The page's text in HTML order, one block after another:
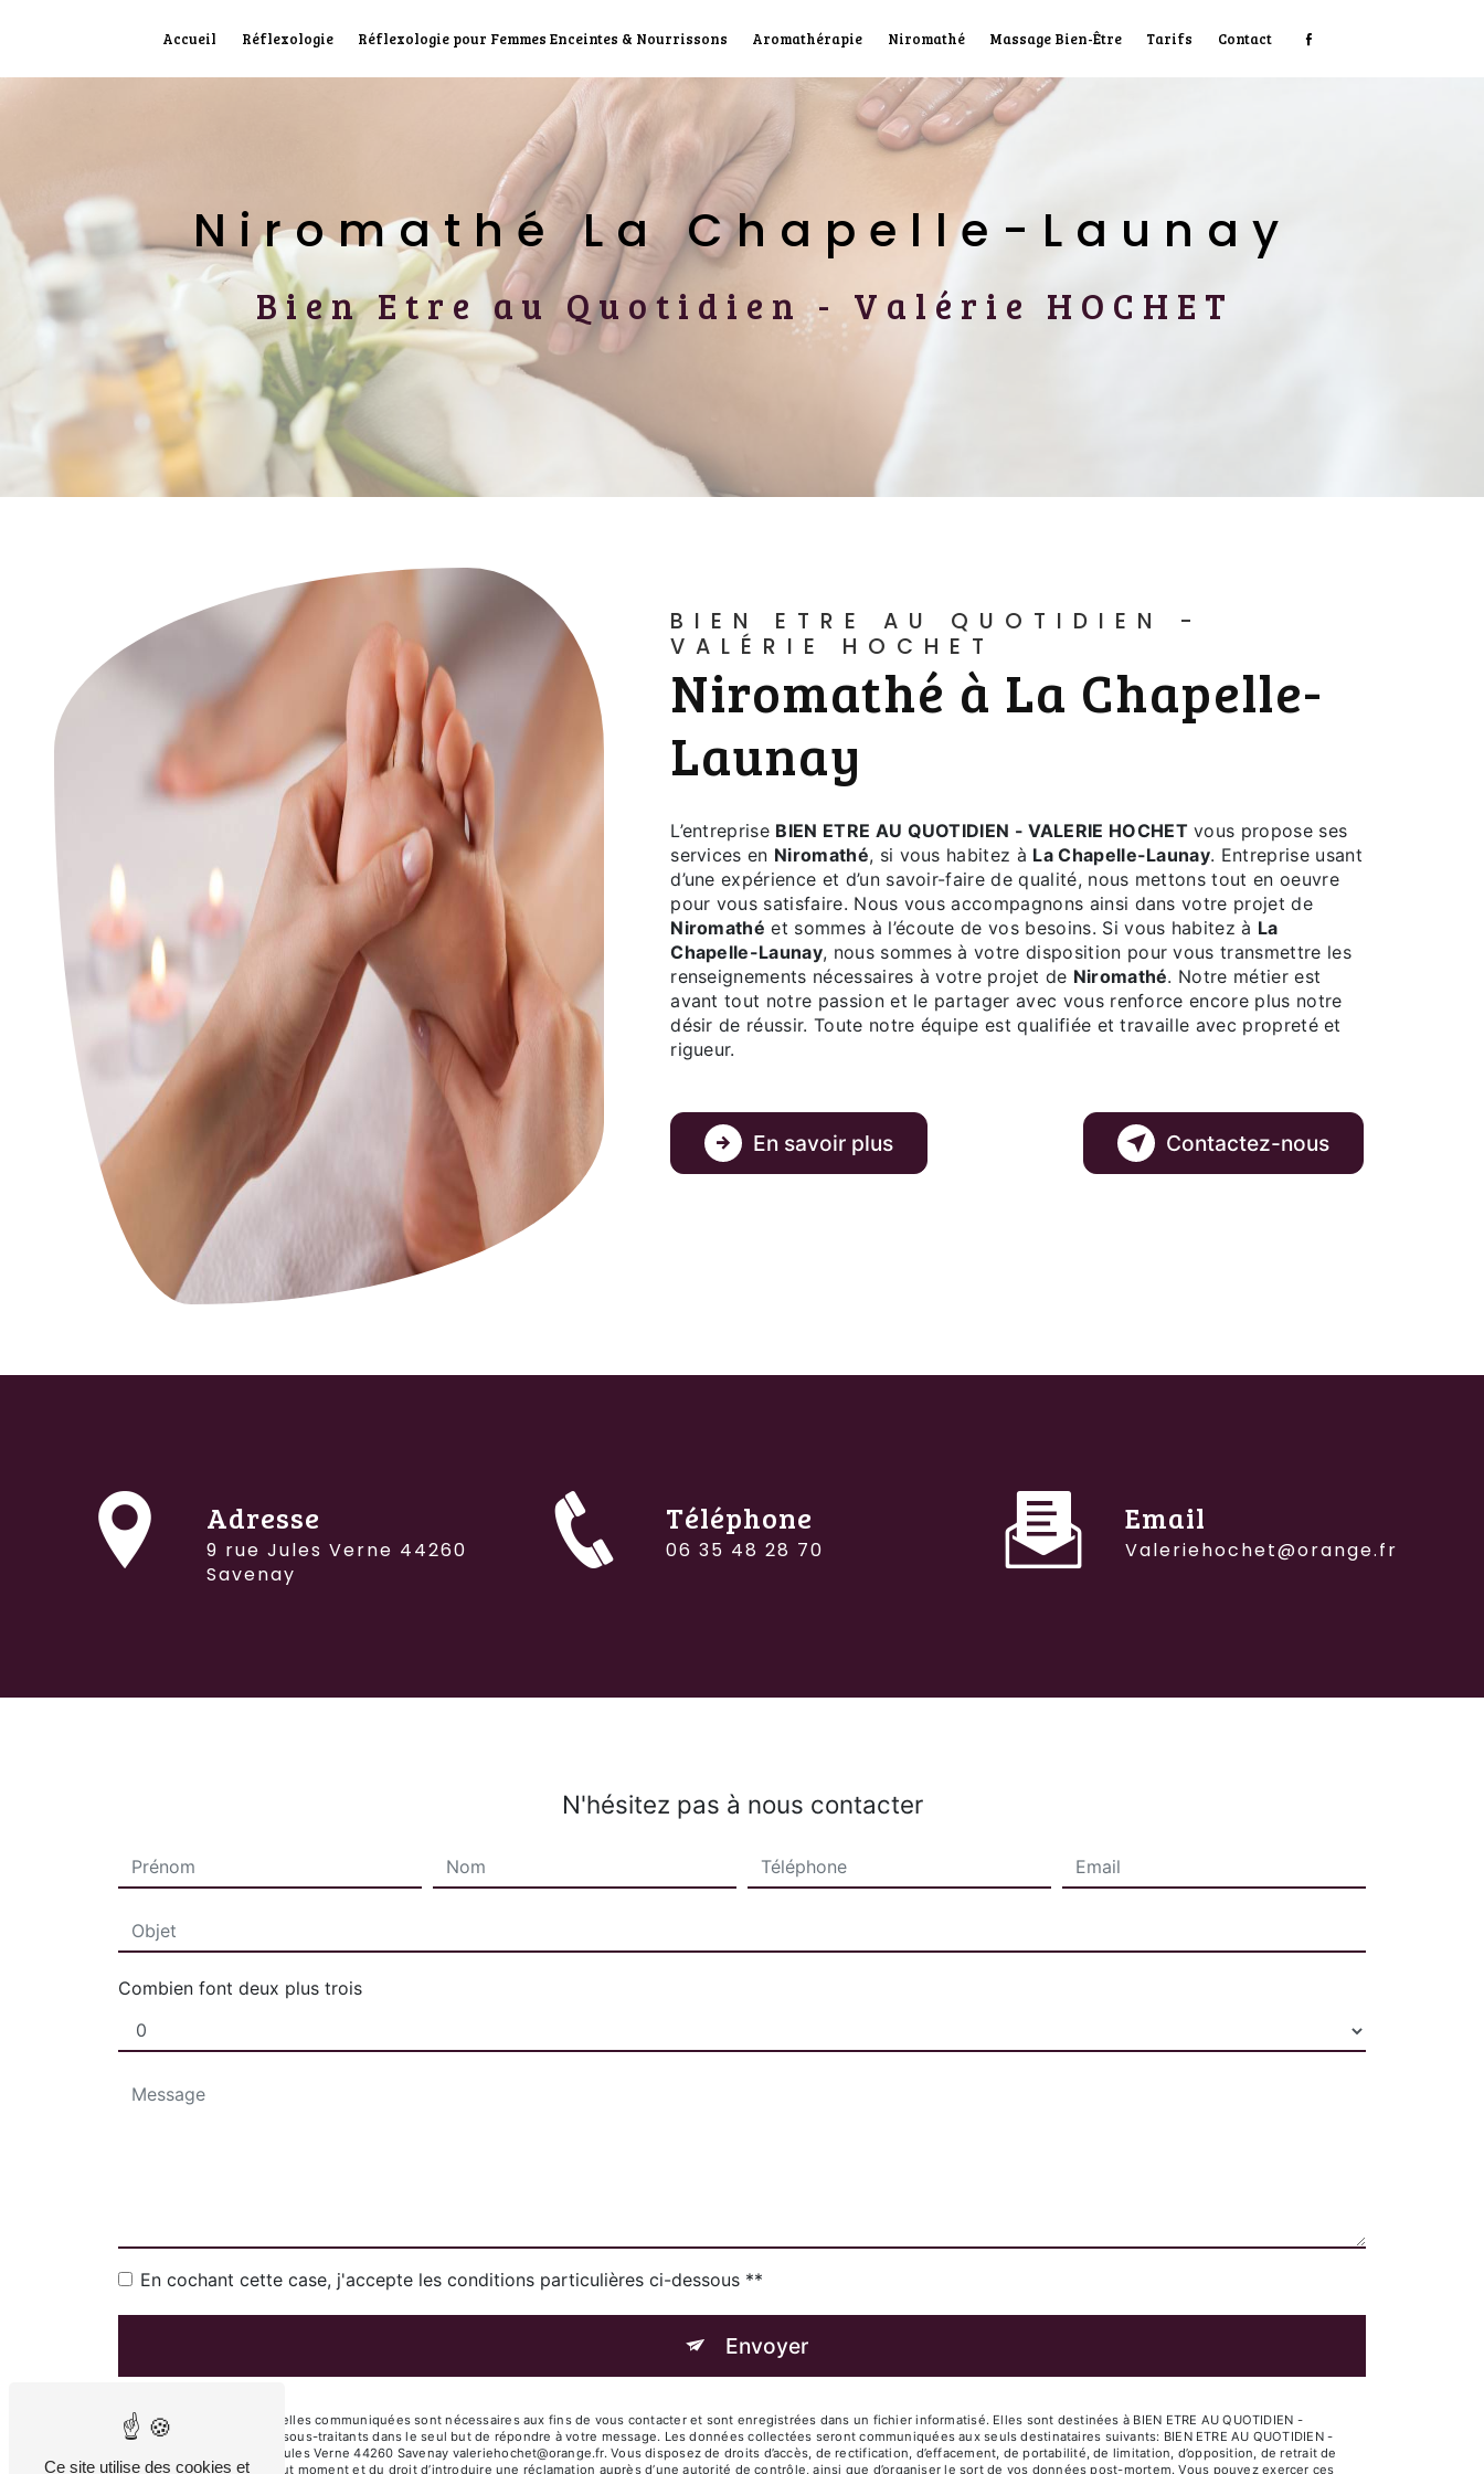
Accueil Réflexologie Réflexologie pour Femmes Enceintes & Nourrissons Aromathérapie Niromathé Massage Bien-Être Tarifs Contact
Niromathé La Chapelle-Launay
Bien Etre au Quotidien - Valérie HOCHET
BIEN ETRE AU QUOTIDIEN -
VALÉRIE HOCHET
Niromathé à La Chapelle-
Launay
L’entreprise BIEN ETRE AU QUOTIDIEN - VALERIE HOCHETvous propose ses
services en Niromathé, si vous habitez à La Chapelle-Launay. Entreprise usant
d’une expérience et d’un savoir-faire de qualité, nous mettons tout en oeuvre
pour vous satisfaire. Nous vous accompagnons ainsi dans votre projet de
Niromathé et sommes à l’écoute de vos besoins. Si vous habitez à La
Chapelle-Launay, nous sommes à votre disposition pour vous transmettre les
renseignements nécessaires à votre projet de Niromathé. Notre métier est
avant tout notre passion et le partager avec vous renforce encore plus notre
désir de réussir. Toute notre équipe est qualifiée et travaille avec propreté et
rigueur.
En savoir plus Contactez-nous
Adresse
9 rue Jules Verne 44260
Savenay
Téléphone
06 35 48 28 70
Email
valeriehochet@orange.fr
N'hésitez pas à nous contacter
Combien font deux plus trois
En cochant cette case, j'accepte les conditions particulières ci-dessous **
Envoyer
** Les données personnelles communiquées sont nécessaires aux fins de vous contacter et sont enregistrées dans un fichier informatisé. Elles sont destinées à BIEN ETRE AU QUOTIDIEN -
VALERIE HOCHET et ses sous-traitants dans le seul but de répondre à votre message. Les données collectées seront communiquées aux seuls destinataires suivants: BIEN ETRE AU QUOTIDIEN -
VALERIE HOCHET 9 rue Jules Verne 44260 Savenay valeriehochet@orange.fr. Vous disposez de droits d’accès, de rectification, d’effacement, de portabilité, de limitation, d’opposition, de retrait de
votre consentement à tout moment et du droit d’introduire une réclamation auprès d’une autorité de contrôle, ainsi que d’organiser le sort de vos données post-mortem. Vous pouvez exercer ces
Ce site utilise des cookies et